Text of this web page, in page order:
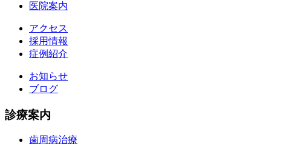
医院案内
アクセス
採用情報
症例紹介
お知らせ
ブログ
診療案内
歯周病治療